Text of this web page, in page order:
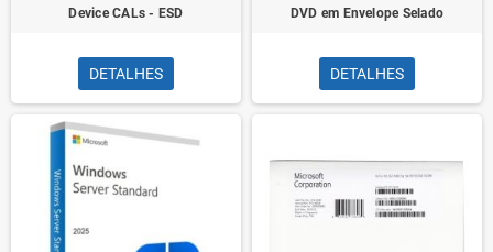
Device CALs - ESD
DETALHES
DVD em Envelope Selado
DETALHES